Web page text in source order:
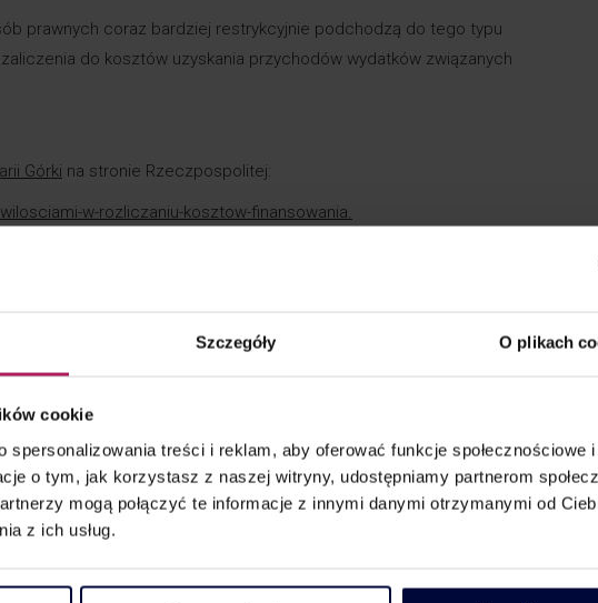
Szczegóły O plikach
cookie
spersonalizowania treści i reklam, aby oferować funkcje społecznościowe
o tym, jak korzystasz z naszej witryny, udostępniamy partnerom
mogą połączyć te informacje z innymi danymi otrzymanymi od
z ich usług.
prawnych coraz bardziej restrykcyjnie podchodzą do tego typu
do kosztów uzyskania przychodów wydatków związanych
Górki na stronie Rzeczpospolitej:
w-rozliczaniu-kosztow-finansowania